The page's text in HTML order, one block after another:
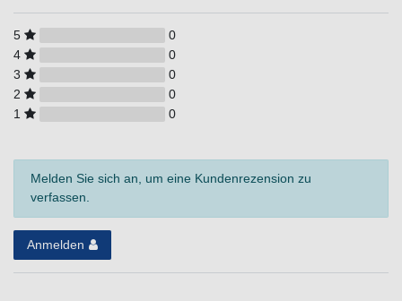
5
0
4
0
3
0
2
0
1
0
Melden Sie sich an, um eine Kundenrezension zu
verfassen.
Anmelden